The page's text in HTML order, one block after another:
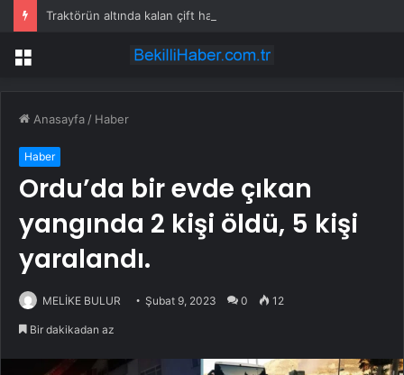
Traktörün altında kalan çift hayatını kaybetti
Menü
Anasayfa / Haber
Haber
Ordu’da bir evde çıkan
yangında 2 kişi öldü, 5 kişi
yaralandı.
MELİKE BULUR Şubat 9, 2023 0 12
Bir dakikadan az